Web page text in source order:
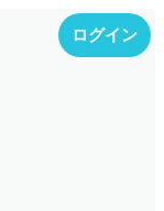
ログイン